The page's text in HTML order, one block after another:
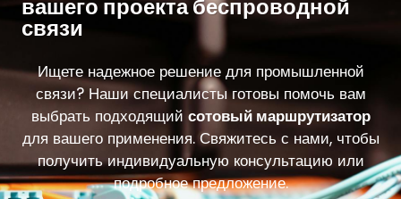
вашего проекта беспроводной
связи
Ищете надежное решение для промышленной
связи? Наши специалисты готовы помочь вам
выбрать подходящий сотовый маршрутизатор
для вашего применения. Свяжитесь с нами, чтобы
получить индивидуальную консультацию или
подробное предложение.